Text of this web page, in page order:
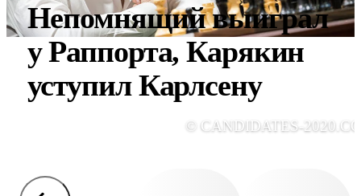
Непомнящий выиграл
у Раппорта, Карякин
уступил Карлсену
© CANDIDATES-